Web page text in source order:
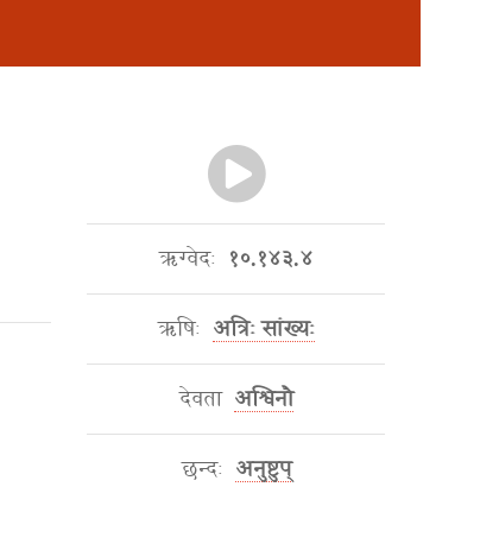
ऋग्वेदः १०.१४३.४
ऋषिः अत्रिः सांख्यः
देवता अश्विनौ
छन्दः अनुष्टुप्